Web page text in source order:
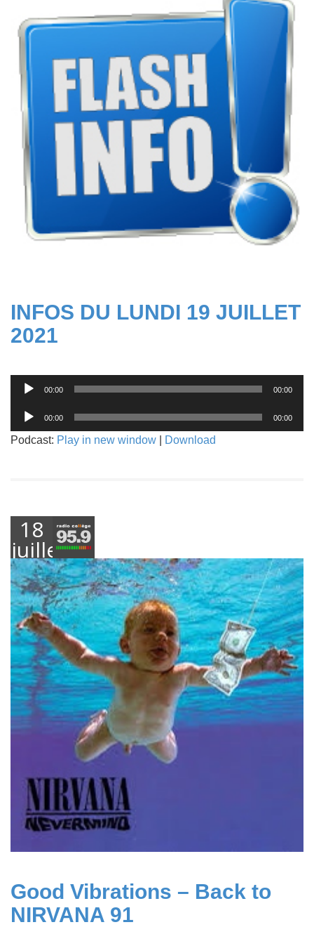
INFOS DU LUNDI 19 JUILLET
2021
Lecteur
audio
00:00 00:00
Lecteur
audio
00:00 00:00
Podcast: Play in new window Download
18
juillet
2021
Good Vibrations – Back to
NIRVANA 91